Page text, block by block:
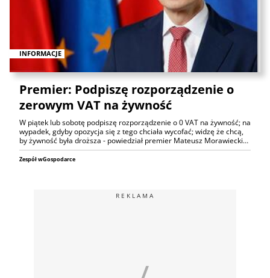
INFORMACJE
Premier: Podpiszę rozporządzenie o
zerowym VAT na żywność
W piątek lub sobotę podpiszę rozporządzenie o 0 VAT na żywność; na
wypadek, gdyby opozycja się z tego chciała wycofać; widzę że chcą,
by żywność była droższa - powiedział premier Mateusz Morawiecki…
Zespół wGospodarce
REKLAMA